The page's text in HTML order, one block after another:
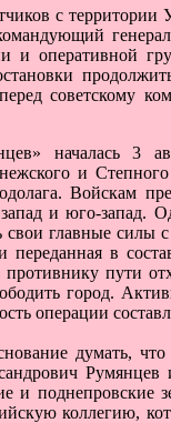
с
и оперативной
советскому
началась 3
и
Войскам
и юго-запад.
главные силы с
переданная в
противнику пути
город.
операции
думать,
Румянцев
и поднепровские
коллегию,